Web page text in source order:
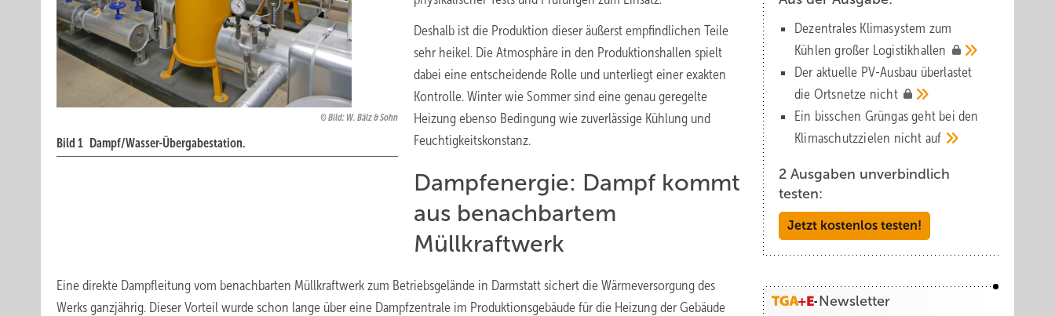
Bild: W. Bälz & Sohn
Bild 1 Dampf/Wasser-Übergabestation.
Deshalb ist die Produktion dieser äußerst empfindlichen Teile
sehr heikel. Die Atmosphäre in den Produktionshallen spielt
dabei eine entscheidende Rolle und unterliegt einer exakten
Kontrolle. Winter wie Sommer sind eine genau geregelte
Heizung ebenso Bedingung wie zuverlässige Kühlung und
Feuchtigkeitskonstanz.
Dampfenergie: Dampf kommt
aus benachbartem
Müllkraftwerk
Eine direkte Dampfleitung vom benachbarten Müllkraftwerk zum Betriebsgelände in Darmstatt sichert die Wärmeversorgung des
Werks ganzjährig. Dieser Vorteil wurde schon lange über eine Dampfzentrale im Produktionsgebäude für die Heizung der Gebäude
Dezentrales Klimasystem zum
Kühlen großer Logistik­hallen
Der aktuelle PV-Ausbau über­lastet
die Orts­netze nicht
Ein bisschen Grüngas geht bei den
Klima­schutz­zielen nicht auf
2 Ausgaben unverbindlich
testen:
Jetzt kostenlos testen!
Newsletter